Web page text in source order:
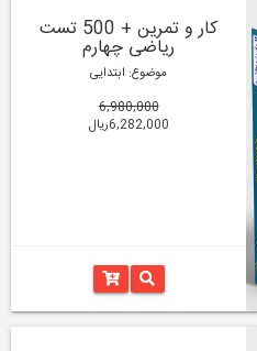
کار و تمرین + 500 تست
ریاضی چهارم
موضوع: ابتدایی
6,980,000
6,282,000ریال